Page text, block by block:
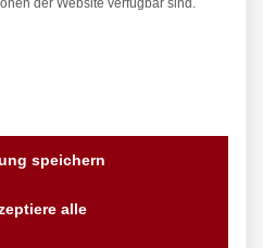
der Website verfügbar sind.
Gruppen, für die eine
speichern
alle